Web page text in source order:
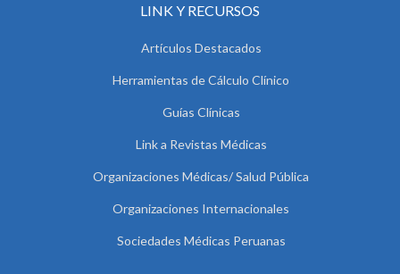
LINK Y RECURSOS
Artículos Destacados
Herramientas de Cálculo Clínico
Guías Clínicas
Link a Revistas Médicas
Organizaciones Médicas/ Salud Pública
Organizaciones Internacionales
Sociedades Médicas Peruanas